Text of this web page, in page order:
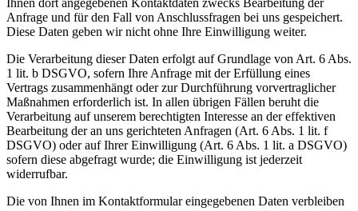
Ihnen dort angegebenen Kontaktdaten zwecks Bearbeitung der
Anfrage und für den Fall von Anschlussfragen bei uns gespeichert.
Diese Daten geben wir nicht ohne Ihre Einwilligung weiter.
Die Verarbeitung dieser Daten erfolgt auf Grundlage von Art. 6 Abs.
1 lit. b DSGVO, sofern Ihre Anfrage mit der Erfüllung eines
Vertrags zusammenhängt oder zur Durchführung vorvertraglicher
Maßnahmen erforderlich ist. In allen übrigen Fällen beruht die
Verarbeitung auf unserem berechtigten Interesse an der effektiven
Bearbeitung der an uns gerichteten Anfragen (Art. 6 Abs. 1 lit. f
DSGVO) oder auf Ihrer Einwilligung (Art. 6 Abs. 1 lit. a DSGVO)
sofern diese abgefragt wurde; die Einwilligung ist jederzeit
widerrufbar.
Die von Ihnen im Kontaktformular eingegebenen Daten verbleiben